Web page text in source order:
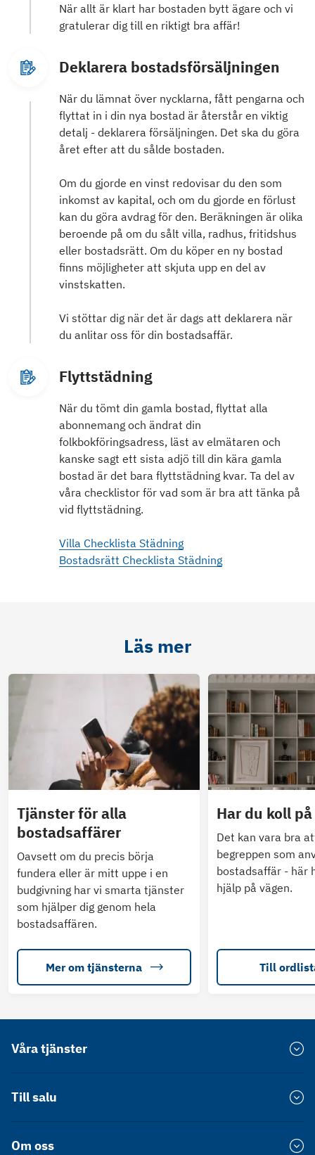
När allt är klart har bostaden bytt ägare och vi
gratulerar dig till en riktigt bra affär!
Deklarera bostadsförsäljningen
När du lämnat över nycklarna, fått pengarna och
flyttat in i din nya bostad är återstår en viktig
detalj - deklarera försäljningen. Det ska du göra
året efter att du sålde bostaden.
Om du gjorde en vinst redovisar du den som
inkomst av kapital, och om du gjorde en förlust
kan du göra avdrag för den. Beräkningen är olika
beroende på om du sålt villa, radhus, fritidshus
eller bostadsrätt. Om du köper en ny bostad
finns möjligheter att skjuta upp en del av
vinstskatten.
Vi stöttar dig när det är dags att deklarera när
du anlitar oss för din bostadsaffär.
Flyttstädning
När du tömt din gamla bostad, flyttat alla
abonnemang och ändrat din
folkbokföringsadress, läst av elmätaren och
kanske sagt ett sista adjö till din kära gamla
bostad är det bara flyttstädning kvar. Ta del av
våra checklistor för vad som är bra att tänka på
vid flyttstädning.
Villa Checklista Städning
Bostadsrätt Checklista Städning
Läs mer
Tjänster för alla
bostadsaffärer
Oavsett om du precis börja
fundera eller är mitt uppe i en
budgivning har vi smarta tjänster
som hjälper dig genom hela
bostadsaffären.
Mer om tjänsterna
Har du koll
Det kan vara bra
begreppen som
bostadsaffär - här
hjälp på vägen.
Till
Våra tjänster
Försprång
Till salu
Om oss